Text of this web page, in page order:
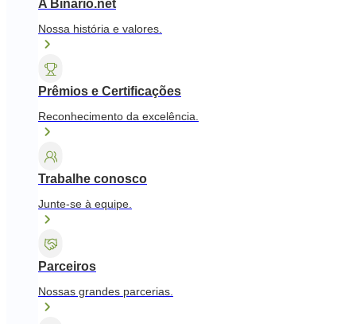
A Binario.net
Nossa história e valores.
Prêmios e Certificações
Reconhecimento da excelência.
Trabalhe conosco
Junte-se à equipe.
Parceiros
Nossas grandes parcerias.